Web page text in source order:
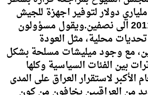
دولار لتوفير اجهزة للجيش
العراقيِ في عام2011 الى نصفين.ويقول مسؤولون
محلية، مثل العودة
مع وجود ميليشات مسلحة بشكل
بين الفئات السياسية وكلها
الأكبر لاستقرار العراق على المدى